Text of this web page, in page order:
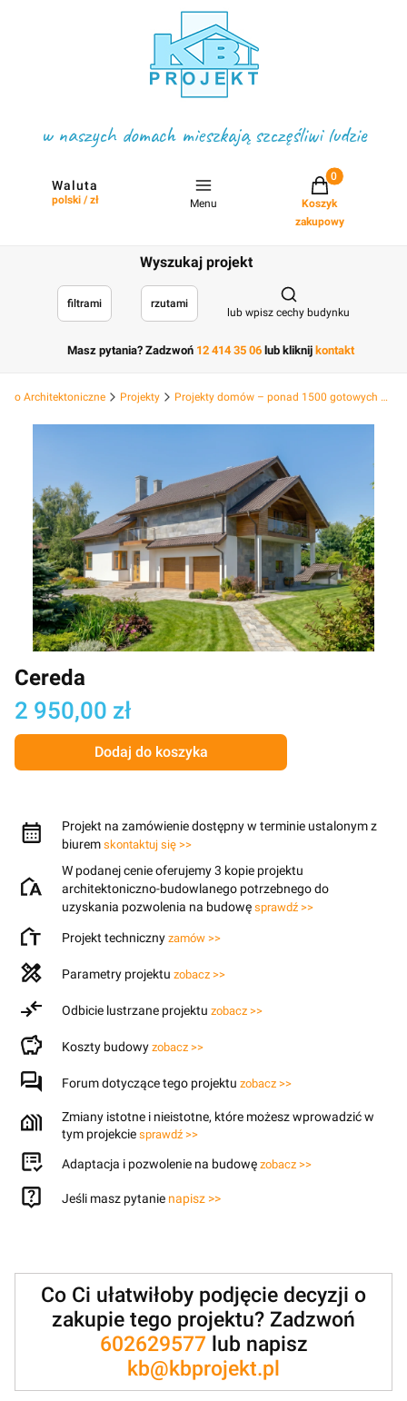
w naszych domach mieszkają szczęśliwi ludzie
Waluta
polski / zł Menu
Projekty w
Koszyk
zakupowy
Wyszukaj projekt
filtrami rzutami
Otwórz
lub wpisz cechy budynku
Masz pytania? Zadzwoń 12 414 35 06 lub kliknij kontakt
Architektoniczne Projekty Projekty domów – ponad 1500 gotowych projektów
Cereda
Cena
2 950,00 zł
Dodaj do koszyka
Projekt na zamówienie dostępny w terminie ustalonym z
biurem skontaktuj się >>
W podanej cenie oferujemy 3 kopie projektu
architektoniczno-budowlanego potrzebnego do
uzyskania pozwolenia na budowę sprawdź >>
Projekt techniczny zamów >>
Parametry projektu zobacz >>
Odbicie lustrzane projektu zobacz >>
Koszty budowy zobacz >>
Forum dotyczące tego projektu zobacz >>
Zmiany istotne i nieistotne, które możesz wprowadzić w
tym projekcie sprawdź >>
Adaptacja i pozwolenie na budowę zobacz >>
Jeśli masz pytanie napisz >>
Co Ci ułatwiłoby podjęcie decyzji o
zakupie tego projektu? Zadzwoń
602629577lub napisz
kb@kbprojekt.pl